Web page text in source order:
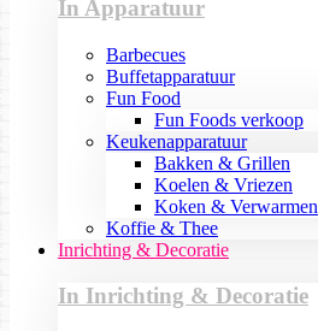
In Apparatuur
Barbecues
Buffetapparatuur
Fun Food
Fun Foods verkoop
Keukenapparatuur
Bakken & Grillen
Koelen & Vriezen
Koken & Verwarmen
Koffie & Thee
Inrichting & Decoratie
In Inrichting & Decoratie